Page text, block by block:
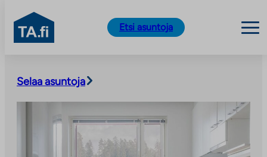
sisältöön
TA.fi
Etsi asuntoja
Selaa asuntoja